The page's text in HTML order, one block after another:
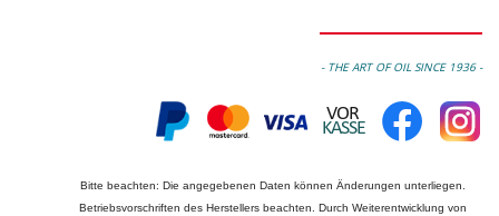
- THE ART OF OIL SINCE 1936 -
Bitte beachten: Die angegebenen Daten können Änderungen unterliegen.
Betriebsvorschriften des Herstellers beachten. Durch Weiterentwicklung von